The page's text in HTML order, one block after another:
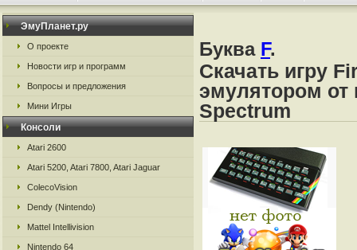
ЭмуПланет.ру
О проекте
Новости игр и программ
Вопросы и предложения
Мини Игры
Консоли
Atari 2600
Atari 5200, Atari 7800, Atari Jaguar
ColecoVision
Dendy (Nintendo)
Mattel Intellivision
Nintendo 64
Буква F.
Скачать игру
эмулятором от
Spectrum